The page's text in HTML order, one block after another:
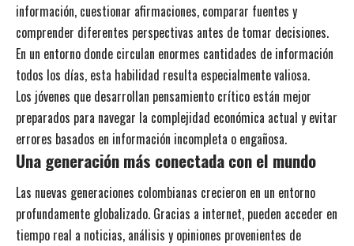
información, cuestionar afirmaciones, comparar fuentes y
comprender diferentes perspectivas antes de tomar decisiones.
En un entorno donde circulan enormes cantidades de información
todos los días, esta habilidad resulta especialmente valiosa.
Los jóvenes que desarrollan pensamiento crítico están mejor
preparados para navegar la complejidad económica actual y evitar
errores basados en información incompleta o engañosa.
Una generación más conectada con el mundo
Las nuevas generaciones colombianas crecieron en un entorno
profundamente globalizado. Gracias a internet, pueden acceder en
tiempo real a noticias, análisis y opiniones provenientes de